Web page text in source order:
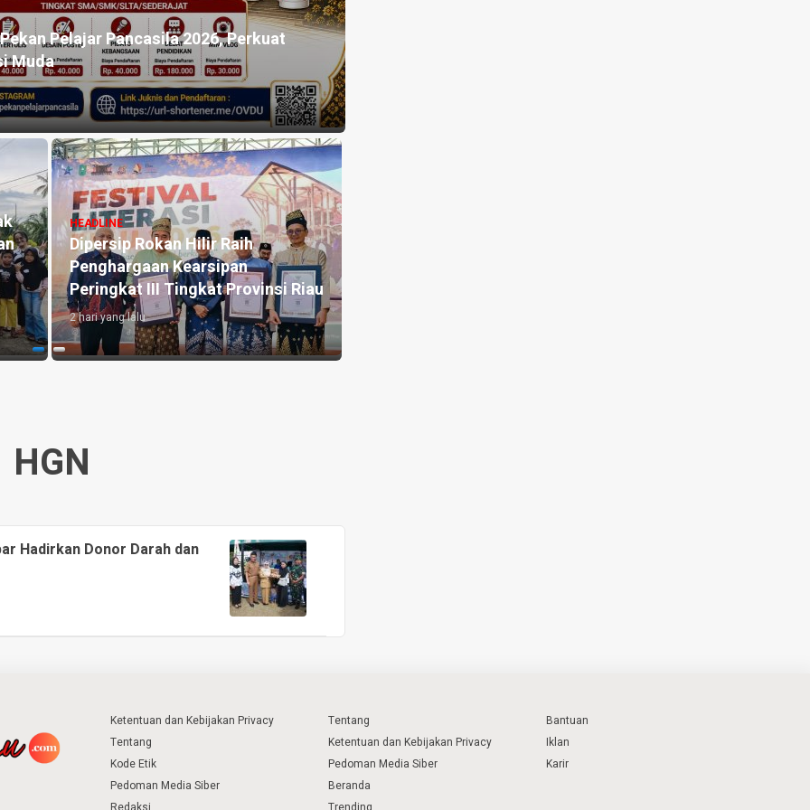
UNRI Gelar Sosialisasi & Pelatihan
Pemanfaatan Limbah Kulit Nanas di
HEADLINE
UPT PP Bangkinang, Polres
Kampar, dan Jasa Raharja
Siapkan Layanan Terpadu Sambut
Pemutihan Pajak
1 minggu yang lalu
HGN
Hadirkan Donor Darah dan
Ketentuan dan Kebijakan Privacy
Tentang
Kode Etik
Pedoman Media Siber
Tentang
Ketentuan dan Kebijakan Privacy
Pedoman Media Siber
Bantuan
Iklan
Karir
Beranda